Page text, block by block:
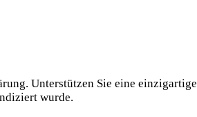
Unterstützen Sie eine einzig­artige
wurde.